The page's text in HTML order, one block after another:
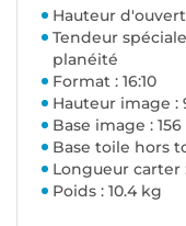
Hauteur
Tendeur
planéité
Format : 16:10
Hauteur image :
Base image :
Base toile hors
Longueur carter
Poids : 10.4 kg